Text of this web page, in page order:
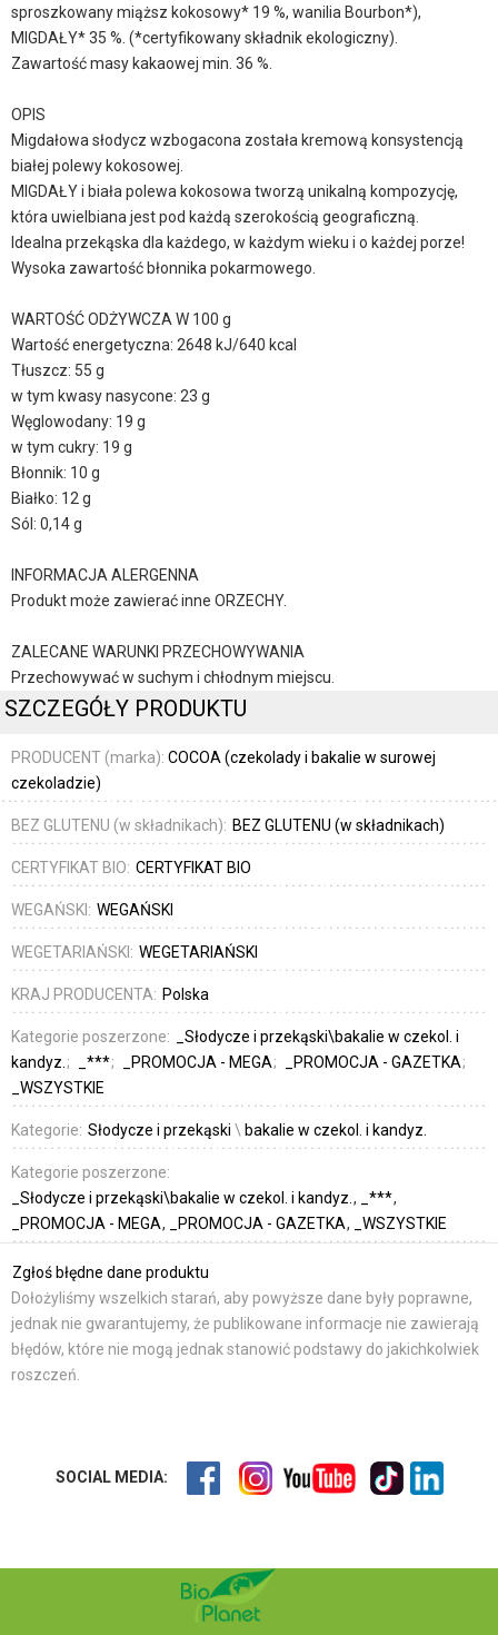
sproszkowany miąższ kokosowy* 19 %, wanilia Bourbon*),
MIGDAŁY* 35 %. (*certyfikowany składnik ekologiczny).
Zawartość masy kakaowej min. 36 %.
OPIS
Migdałowa słodycz wzbogacona została kremową konsystencją
białej polewy kokosowej.
MIGDAŁY i biała polewa kokosowa tworzą unikalną kompozycję,
która uwielbiana jest pod każdą szerokością geograficzną.
Idealna przekąska dla każdego, w każdym wieku i o każdej porze!
Wysoka zawartość błonnika pokarmowego.
WARTOŚĆ ODŻYWCZA W 100 g
Wartość energetyczna: 2648 kJ/640 kcal
Tłuszcz: 55 g
w tym kwasy nasycone: 23 g
Węglowodany: 19 g
w tym cukry: 19 g
Błonnik: 10 g
Białko: 12 g
Sól: 0,14 g
INFORMACJA ALERGENNA
Produkt może zawierać inne ORZECHY.
ZALECANE WARUNKI PRZECHOWYWANIA
Przechowywać w suchym i chłodnym miejscu.
SZCZEGÓŁY PRODUKTU
PRODUCENT (marka): COCOA (czekolady i bakalie w surowej
czekoladzie)
BEZ GLUTENU (w składnikach): BEZ GLUTENU (w składnikach)
CERTYFIKAT BIO: CERTYFIKAT BIO
WEGAŃSKI: WEGAŃSKI
WEGETARIAŃSKI: WEGETARIAŃSKI
KRAJ PRODUCENTA: Polska
Kategorie poszerzone:
_Słodycze i przekąski\bakalie w czekol. i
kandyz.
_*** _PROMOCJA - MEGA
_PROMOCJA - GAZETKA
_WSZYSTKIE
Kategorie: Słodycze i przekąski \ bakalie w czekol. i kandyz.
Kategorie poszerzone:
_Słodycze i przekąski\bakalie w czekol. i kandyz.
_***
_PROMOCJA - MEGA
_PROMOCJA - GAZETKA _WSZYSTKIE
Zgłoś błędne dane produktu
Dołożyliśmy wszelkich starań, aby powyższe dane były poprawne,
jednak nie gwarantujemy, że publikowane informacje nie zawierają
błędów, które nie mogą jednak stanowić podstawy do jakichkolwiek
roszczeń.
SOCIAL MEDIA: